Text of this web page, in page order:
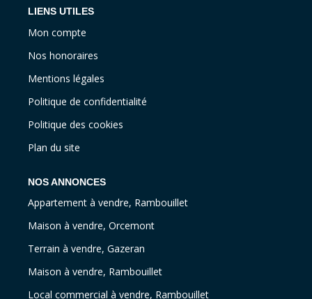
LIENS UTILES
Mon compte
Nos honoraires
Mentions légales
Politique de confidentialité
Politique des cookies
Plan du site
NOS ANNONCES
Appartement à vendre, Rambouillet
Maison à vendre, Orcemont
Terrain à vendre, Gazeran
Maison à vendre, Rambouillet
Local commercial à vendre, Rambouillet